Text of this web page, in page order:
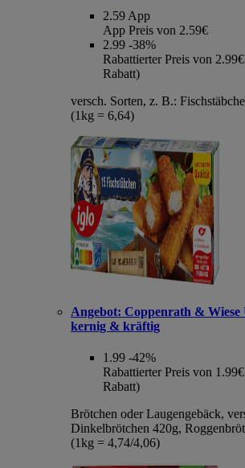
2.59 App
App Preis von 2.59€
2.99 -38%
Rabattierter Preis von
Rabatt)
versch. Sorten, z. B.:
(1kg = 6,64)
Angebot: Coppenrath & Wiese
kernig & kräftig
1.99 -42%
Rabattierter Preis von
Rabatt)
Brötchen oder Laugengebäck,
Dinkelbrötchen 420g,
(1kg = 4,74/4,06)